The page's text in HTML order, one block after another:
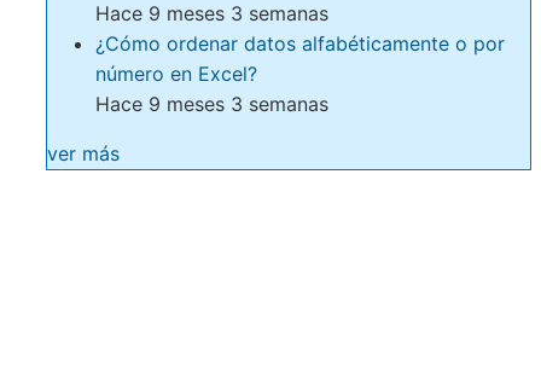
Hace 9 meses 3 semanas
¿Cómo ordenar datos alfabéticamente o por
número en Excel?
Hace 9 meses 3 semanas
ver más